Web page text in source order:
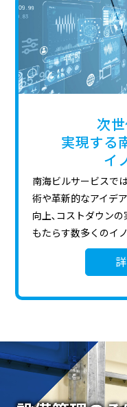
次
実現する
イ
南海ビルサービスで
術や革新的なアイデ
向上､コストダウン
もたらす数多くのイ